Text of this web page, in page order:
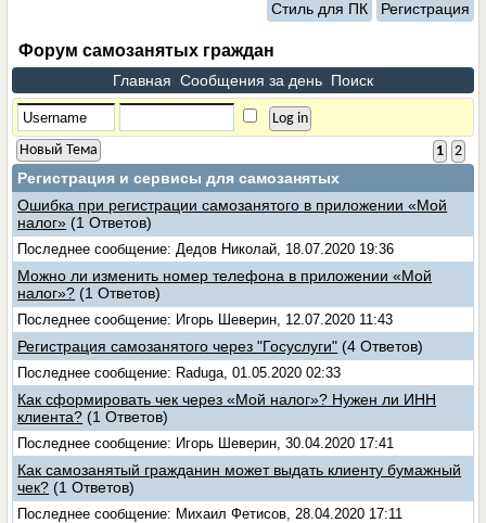
Стиль для ПК Регистрация
Форум самозанятых граждан
Главная Сообщения за день Поиск
1 2
Новый Тема
Регистрация и сервисы для самозанятых
Ошибка при регистрации самозанятого в приложении «Мой
налог» (1 Ответов)
Последнее сообщение: Дедов Николай, 18.07.2020 19:36
Можно ли изменить номер телефона в приложении «Мой
налог»? (1 Ответов)
Последнее сообщение: Игорь Шеверин, 12.07.2020 11:43
Регистрация самозанятого через "Госуслуги" (4 Ответов)
Последнее сообщение: Raduga, 01.05.2020 02:33
Как сформировать чек через «Мой налог»? Нужен ли ИНН
клиента? (1 Ответов)
Последнее сообщение: Игорь Шеверин, 30.04.2020 17:41
Как самозанятый гражданин может выдать клиенту бумажный
чек? (1 Ответов)
Последнее сообщение: Михаил Фетисов, 28.04.2020 17:11